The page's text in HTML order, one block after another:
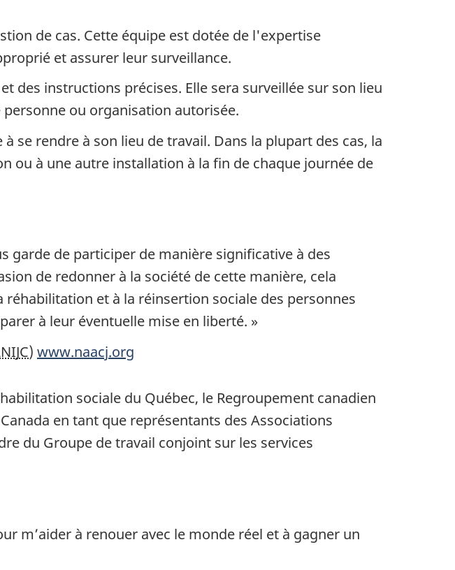
de cas. Cette équipe est dotée de l'expertise
et assurer leur surveillance.
des instructions précises. Elle sera surveillée sur son lieu
ou organisation autorisée.
se rendre à son lieu de travail. Dans la plupart des cas, la
ou à une autre installation à la fin de chaque journée de
garde de participer de manière significative à des
de redonner à la société de cette manière, cela
et à la réinsertion sociale des personnes
à leur éventuelle mise en liberté. »
) www.naacj.org
sociale du Québec, le Regroupement canadien
en tant que représentants des Associations
du Groupe de travail conjoint sur les services
m’aider à renouer avec le monde réel et à gagner un